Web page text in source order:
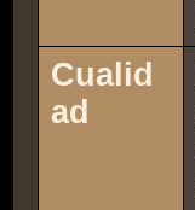
Cualid
ad